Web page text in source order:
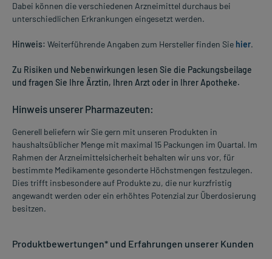
Dabei können die verschiedenen Arzneimittel durchaus bei
unterschiedlichen Erkrankungen eingesetzt werden.
Hinweis: Weiterführende Angaben zum Hersteller finden Sie hier.
Zu Risiken und Nebenwirkungen lesen Sie die Packungsbeilage
und fragen Sie Ihre Ärztin, Ihren Arzt oder in Ihrer Apotheke.
Hinweis unserer Pharmazeuten:
Generell beliefern wir Sie gern mit unseren Produkten in
haushaltsüblicher Menge mit maximal 15 Packungen im Quartal. Im
Rahmen der Arzneimittelsicherheit behalten wir uns vor, für
bestimmte Medikamente gesonderte Höchstmengen festzulegen.
Dies trifft insbesondere auf Produkte zu, die nur kurzfristig
angewandt werden oder ein erhöhtes Potenzial zur Überdosierung
besitzen.
Produktbewertungen* und Erfahrungen unserer Kunden